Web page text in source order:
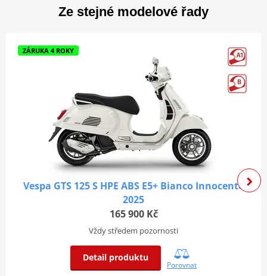
mm
Přední pneumatika
Ze stejné modelové řady
ZÁRUKA 4 ROKY
Vespa GTS 125 S HPE ABS E5+ Bianco Innocente
2025
165 900 Kč
Vždy středem pozornosti
Detail produktu
Porovnat